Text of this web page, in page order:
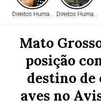
Direitos HumanosDireitos Humanos
Mato
posição
destino de
aves no